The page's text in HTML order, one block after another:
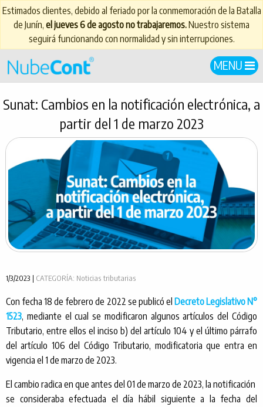
Estimados clientes, debido al feriado por la conmemoración de la Batalla
de Junín, el jueves 6 de agosto no trabajaremos.Nuestro sistema
seguirá funcionando con normalidad y sin interrupciones.
MENU
Sunat: Cambios en la notificación electrónica, a
partir del 1 de marzo 2023
1/3/2023 | CATEGORÍA: Noticias tributarias
Con fecha 18 de febrero de 2022 se publicó el Decreto Legislativo N°
1523, mediante el cual se modificaron algunos artículos del Código
Tributario, entre ellos el inciso b) del artículo 104 y el último párrafo
del artículo 106 del Código Tributario, modificatoria que entra en
vigencia el 1 de marzo de 2023.
El cambio radica en que antes del 01 de marzo de 2023, la notificación
se consideraba efectuada el día hábil siguiente a la fecha del